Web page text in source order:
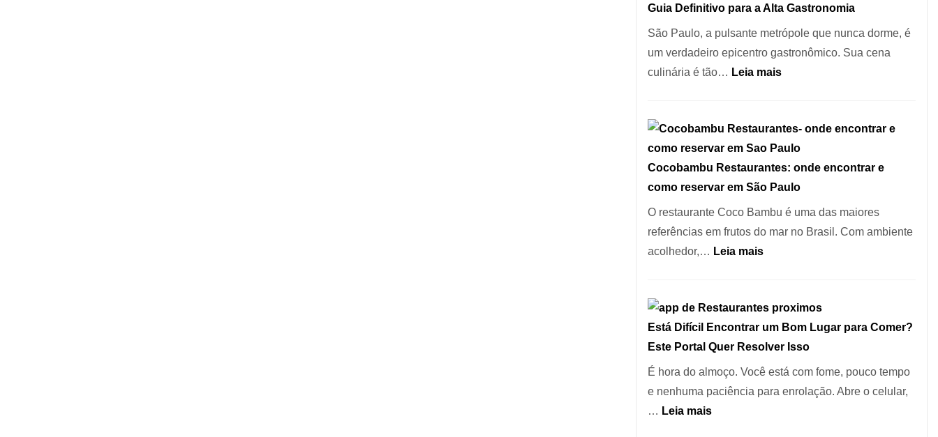
em
pizza
artesanal
no
lenha
na
Vila
da
Guia Definitivo para a Alta Gastronomia
São Paulo, a pulsante metrópole que nunca dorme, é
um verdadeiro epicentro gastronômico. Sua cena
culinária é tão… Leia mais:
Melhores
Restaurantes
em
São
Paulo:
Um
a
Alta
Gastronomia
Cocobambu Restaurantes: onde encontrar e
como reservar em São Paulo
O restaurante Coco Bambu é uma das maiores
referências em frutos do mar no Brasil. Com ambiente
acolhedor,… Leia mais:
onde
encontrar
e
como
reservar
Está Difícil Encontrar um Bom Lugar para Comer?
Este Portal Quer Resolver Isso
É hora do almoço. Você está com fome, pouco tempo
e nenhuma paciência para enrolação. Abre o celular,
… Leia mais: